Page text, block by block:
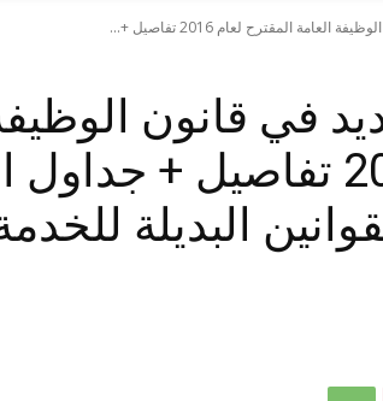
المقترح لعام 2016 تفاصيل +...
في قانون
المقترح لعام 2016 تفاصيل +
البديلة